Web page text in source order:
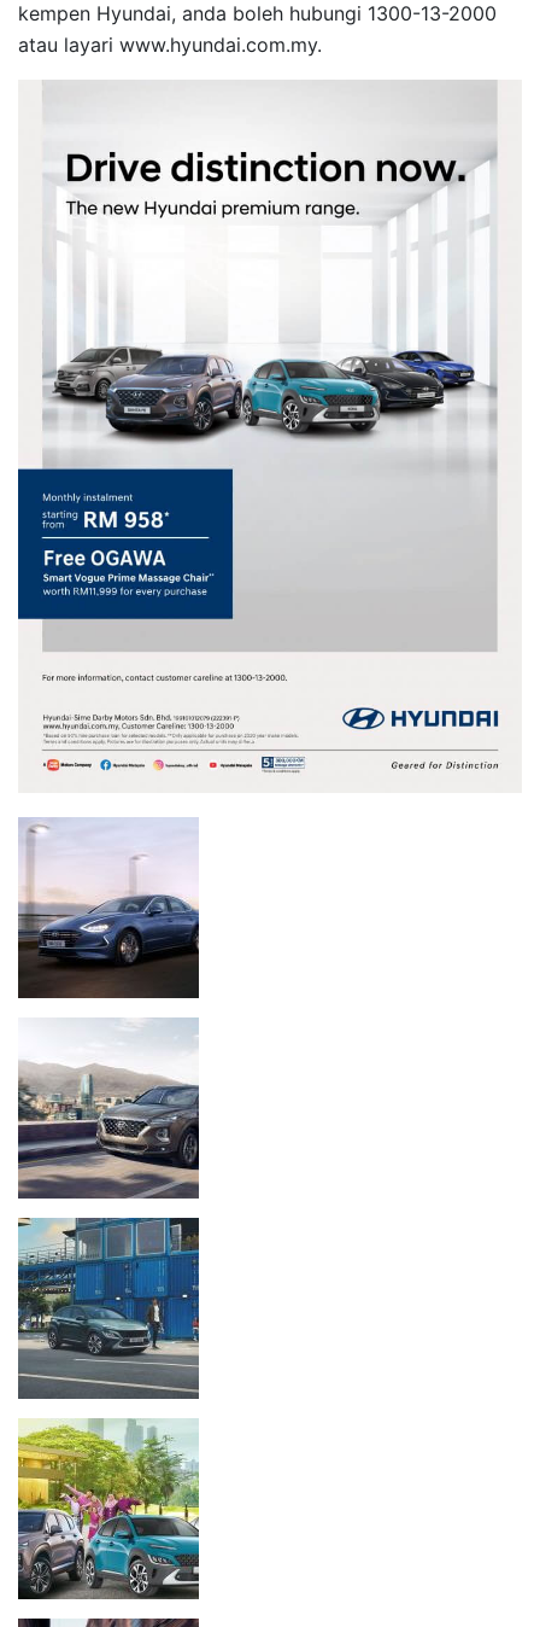
kempen Hyundai, anda boleh hubungi 1300-13-2000
atau layari www.hyundai.com.my.